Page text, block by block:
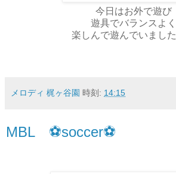
今日はお外で遊び
遊具でバランスよく
楽しんで遊んでいました
メロディ 梶ヶ谷園 時刻: 14:15
MBL ⚽soccer⚽